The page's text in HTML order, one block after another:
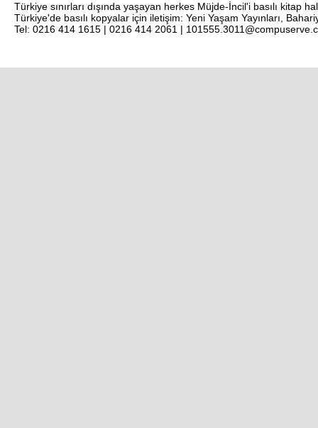
Türkiye sınırları dışında yaşayan herkes Müjde-İncil'i basılı
Türkiye'de basılı kopyalar için iletişim: Yeni Yaşam Yayınları,
Tel: 0216 414 1615 | 0216 414 2061 |